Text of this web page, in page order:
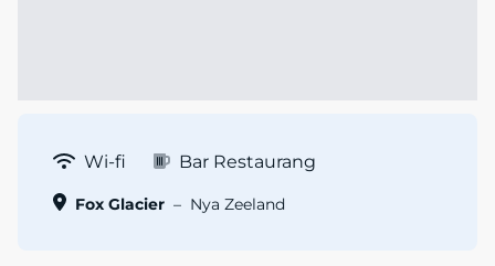
Wi-fi Bar Restaurang
Fox Glacier – Nya Zeeland